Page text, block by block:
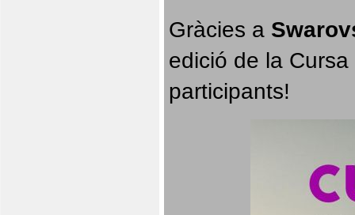
Gràcies a
edició de la
participants!